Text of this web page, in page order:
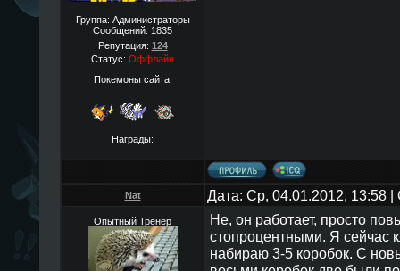
Группа: Администраторы
Сообщений: 1835
Репутация: 124
Статус: Оффлайн
Покемоны сайта:
Награды:
Nat Дата: Ср, 04.01.2012, 13:58
Опытный Тренер
Не, он работает, просто
стопроцентными. Я сейчас
набираю 3-5 коробок. С